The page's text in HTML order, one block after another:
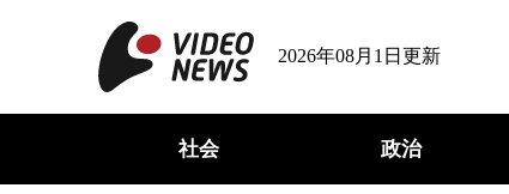
2026年08月1日更新
社会 政治